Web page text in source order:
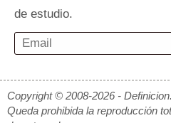
de estudio.
Copyright © 2008-2026 -
Queda prohibida la reproducción